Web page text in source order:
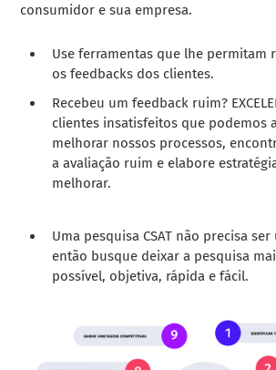
consumidor e sua empresa.
Use ferramentas que lhe permitam
os feedbacks dos clientes.
Recebeu um feedback ruim?
clientes insatisfeitos que podemos
melhorar nossos processos,
a avaliação ruim e elabore
melhorar.
Uma pesquisa CSAT não precisa
então busque deixar a pesquisa
possível, objetiva, rápida e fácil.